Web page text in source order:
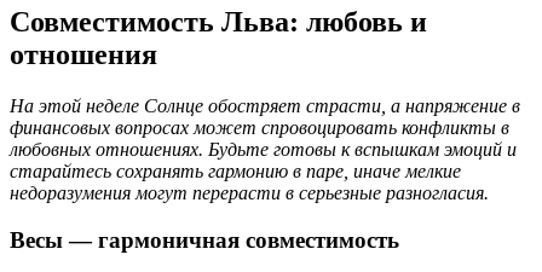
Совместимость Льва: любовь и
отношения
На этой неделе Солнце обостряет страсти, а напряжение в
финансовых вопросах может спровоцировать конфликты в
любовных отношениях. Будьте готовы к вспышкам эмоций и
старайтесь сохранять гармонию в паре, иначе мелкие
недоразумения могут перерасти в серьезные разногласия.
Весы — гармоничная совместимость